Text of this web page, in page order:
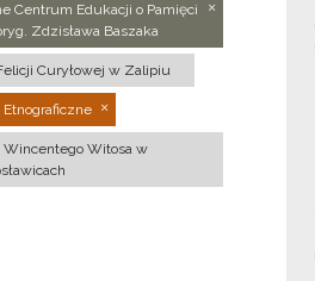
Centrum Edukacji o Pamięci
Zdzisława Baszaka
Curyłowej w Zalipiu
Witosa w